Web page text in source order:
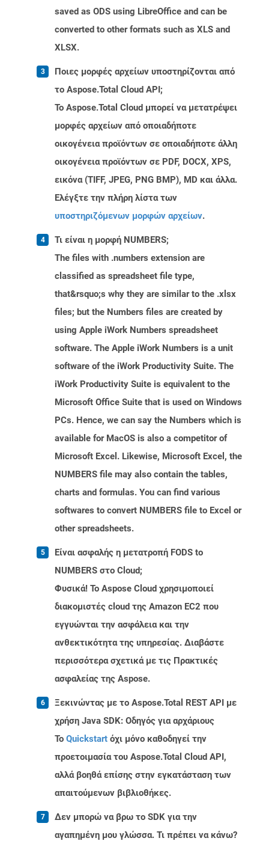
saved as ODS using LibreOffice and can be
converted to other formats such as XLS and
XLSX.
Ποιες μορφές αρχείων υποστηρίζονται από
το Aspose.Total Cloud API;
Το Aspose.Total Cloud μπορεί να μετατρέψει
μορφές αρχείων από οποιαδήποτε
οικογένεια προϊόντων σε οποιαδήποτε άλλη
οικογένεια προϊόντων σε PDF, DOCX, XPS,
εικόνα (TIFF, JPEG, PNG BMP), MD και άλλα.
Ελέγξτε την πλήρη λίστα των
υποστηριζόμενων μορφών αρχείων.
Τι είναι η μορφή NUMBERS;
The files with .numbers extension are
classified as spreadsheet file type,
that&rsquo;s why they are similar to the .xlsx
files; but the Numbers files are created by
using Apple iWork Numbers spreadsheet
software. The Apple iWork Numbers is a unit
software of the iWork Productivity Suite. The
iWork Productivity Suite is equivalent to the
Microsoft Office Suite that is used on Windows
PCs. Hence, we can say the Numbers which is
available for MacOS is also a competitor of
Microsoft Excel. Likewise, Microsoft Excel, the
NUMBERS file may also contain the tables,
charts and formulas. You can find various
softwares to convert NUMBERS file to Excel or
other spreadsheets.
Είναι ασφαλής η μετατροπή FODS to
NUMBERS στο Cloud;
Φυσικά! Το Aspose Cloud χρησιμοποιεί
διακομιστές cloud της Amazon EC2 που
εγγυώνται την ασφάλεια και την
ανθεκτικότητα της υπηρεσίας. Διαβάστε
περισσότερα σχετικά με τις Πρακτικές
ασφαλείας της Aspose.
Ξεκινώντας με το Aspose.Total REST API με
χρήση Java SDK: Οδηγός για αρχάριους
Το Quickstart όχι μόνο καθοδηγεί την
προετοιμασία του Aspose.Total Cloud API,
αλλά βοηθά επίσης στην εγκατάσταση των
απαιτούμενων βιβλιοθήκες.
Δεν μπορώ να βρω το SDK για την
αγαπημένη μου γλώσσα. Τι πρέπει να κάνω?